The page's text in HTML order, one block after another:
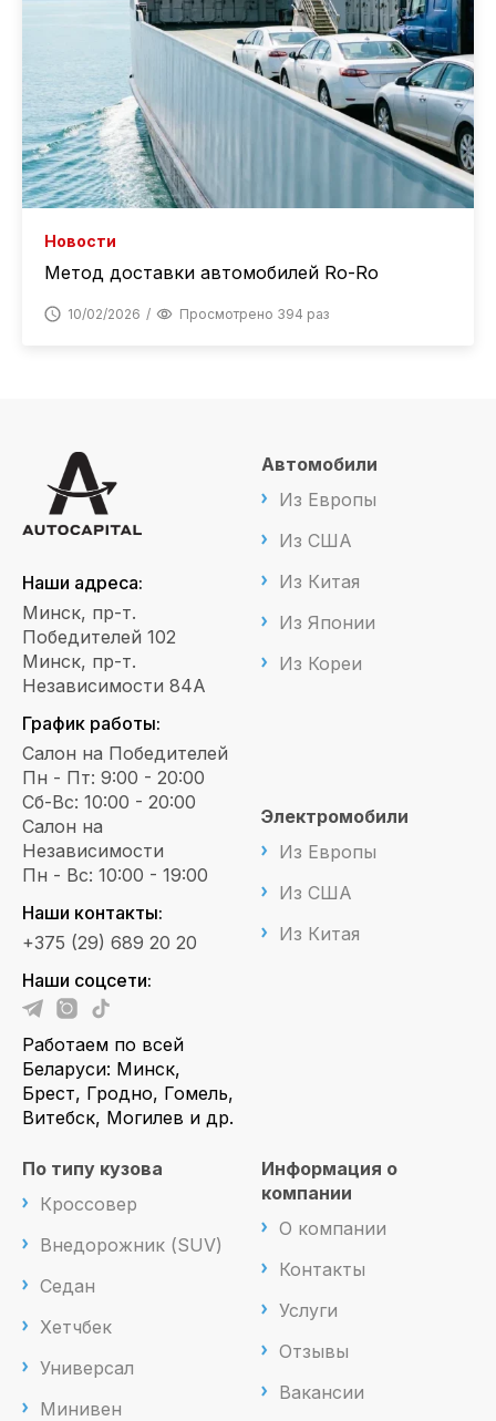
Новости
Метод доставки автомобилей Ro-Ro
10/02/2026 Просмотрено 394 раз
Наши адреса:
Минск, пр-т.
Победителей 102
Минск, пр-т.
Независимости 84А
График работы:
Салон на Победителей
Пн - Пт: 9:00 - 20:00
Сб-Вс: 10:00 - 20:00
Салон на
Независимости
Пн - Вс: 10:00 - 19:00
Наши контакты:
+375 (29) 689 20 20
Наши соцсети:
Работаем по всей
Беларуси: Минск,
Брест, Гродно, Гомель,
Витебск, Могилев и др.
Автомобили
Из Европы
Из США
Из Китая
Из Японии
Из Кореи
Электромобили
Из Европы
Из США
Из Китая
По типу кузова
Кроссовер
Внедорожник (SUV)
Седан
Хетчбек
Универсал
Минивен
Информация о
компании
О компании
Контакты
Услуги
Отзывы
Вакансии